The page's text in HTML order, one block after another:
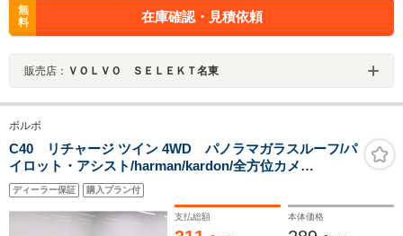
無
料
在庫確認・見積依頼
販売店： ＶＯＬＶＯ ＳＥＬＥＫＴ名東
ボルボ
C40 リチャージ ツイン 4WD パノラマガラスルーフ/パ
イロット・アシスト/harman/kardon/全方位カメ
ラ/Googleナビ/Bluetooth対応/USB接続可/Pバックドア/
クルコン/ETC
ディーラー保証 購入プラン付
支払総額 本体価格